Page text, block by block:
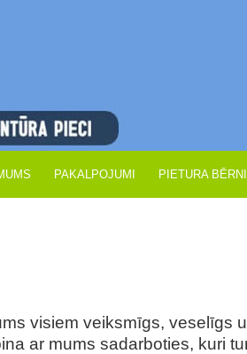
PAKALPOJUMI PIETURA
visiem veiksmīgs, veselīgs
ar mums sadarboties, kuri